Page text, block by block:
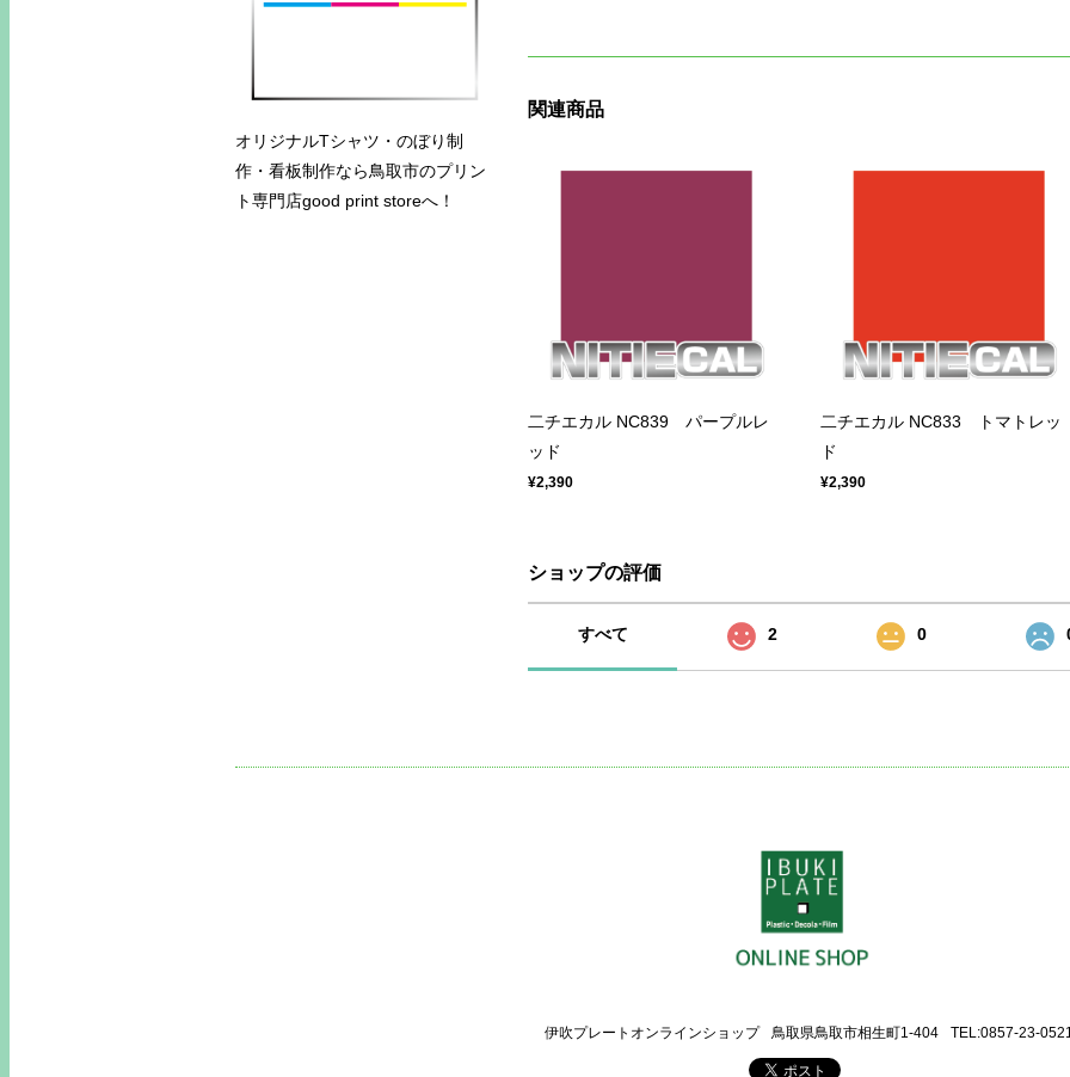
関連商品
二チエカル NC839 パープルレ
ッド
¥2,390
二チエカル NC833 トマトレッ
ド
¥2,390
ショップの評価
すべて 2 0
オリジナルTシャツ・のぼり制
作・看板制作なら鳥取市のプリン
ト専門店good print storeへ！
伊吹プレートオンラインショップ 鳥取県鳥取市相生町1-404 TEL:0857-23-